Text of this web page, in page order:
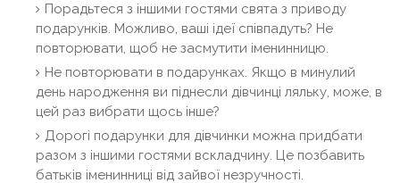
Порадьтеся з іншими гостями свята з приводу
подарунків. Можливо, ваші ідеї співпадуть? Не
повторювати, щоб не засмутити іменинницю.
Не повторювати в подарунках. Якщо в минулий
день народження ви піднесли дівчинці ляльку, може, в
цей раз вибрати щось інше?
Дорогі подарунки для дівчинки можна придбати
разом з іншими гостями вскладчину. Це позбавить
батьків іменинниці від зайвої незручності.